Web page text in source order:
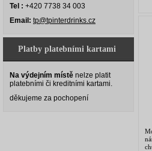
Tel : +420 7738 34 003
Email: tp@tpinterdrinks.cz
Platby platebními kartami
Na výdejním místě nelze platit
platebními či kreditními kartami.
děkujeme za pochopení